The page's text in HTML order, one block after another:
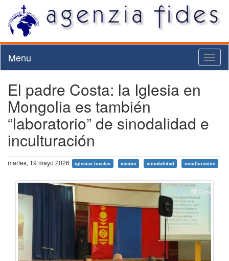
Menu
El padre Costa: la Iglesia en
Mongolia es también
“laboratorio” de sinodalidad e
inculturación
martes, 19 mayo 2026 iglesias locales misión sinodalidad inculturación